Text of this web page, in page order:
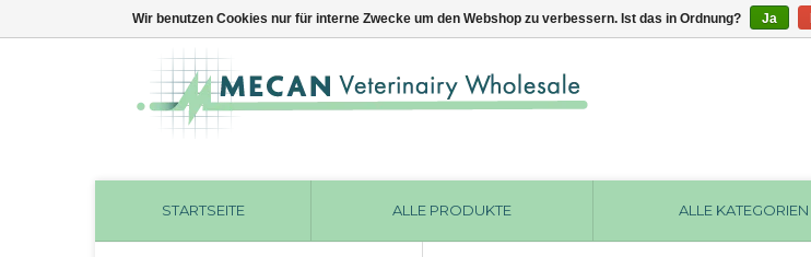
STARTSEITE ALLE PRODUKTE ALLE KATEGORIEN
Wir benutzen Cookies nur für interne Zwecke um den Webshop zu verbessern. Ist das in Ordnung? Ja